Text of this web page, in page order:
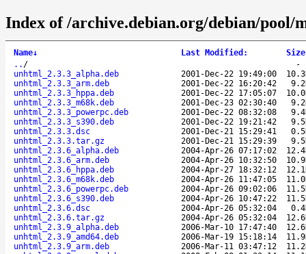
Index of /archive.debian.org/debian/pool/
Name↓ Last Modified : Size
.. /
unhtml_2.3.3_alpha.deb
2001-Dec-22 19:49:00
unhtml_2.3.3_arm.deb
2001-Dec-22 16:20:42
unhtml_2.3.3_hppa.deb
2001-Dec-22 17:05:07
unhtml_2.3.3_m68k.deb
2001-Dec-23 02:30:40
unhtml_2.3.3_powerpc.deb
2001-Dec-22 08:32:08
unhtml_2.3.3_s390.deb
2001-Dec-22 19:21:42
unhtml_2.3.3.dsc
2001-Dec-21 15:29:41
unhtml_2.3.3.tar.gz
2001-Dec-21 15:29:39
unhtml_2.3.6_alpha.deb
2004-Apr-26 07:17:02
unhtml_2.3.6_arm.deb
2004-Apr-26 10:32:50
unhtml_2.3.6_hppa.deb
2004-Apr-27 18:32:12
unhtml_2.3.6_m68k.deb
2004-Apr-26 11:47:05
unhtml_2.3.6_powerpc.deb
2004-Apr-26 09:02:06
unhtml_2.3.6_s390.deb
2004-Apr-26 10:47:22
unhtml_2.3.6.dsc
2004-Apr-26 05:32:04
unhtml_2.3.6.tar.gz
2004-Apr-26 05:32:04
unhtml_2.3.9_alpha.deb
2006-Mar-10 17:47:40
unhtml_2.3.9_amd64.deb
2006-Mar-19 15:18:14
unhtml_2.3.9_arm.deb
2006-Mar-11 03:47:12